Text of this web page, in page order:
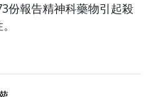
份報告精神科藥物引起殺